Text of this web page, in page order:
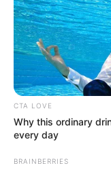
CTA LOVE
Why this ordinary
every day
BRAINBERRIES